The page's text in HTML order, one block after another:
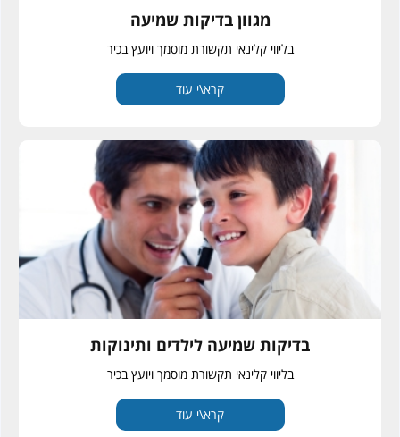
מגוון בדיקות שמיעה
בליווי קלינאי תקשורת מוסמך ויועץ בכיר
קרא\י עוד
בדיקות שמיעה לילדים ותינוקות
בליווי קלינאי תקשורת מוסמך ויועץ בכיר
קרא\י עוד